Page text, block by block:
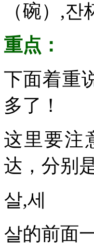
（碗）,
重点：
下面着重
多了！
这里要注
达，分别
살,세
살的前面